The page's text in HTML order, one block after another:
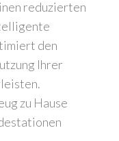
reduzierten
den
Ihrer
zu Hause